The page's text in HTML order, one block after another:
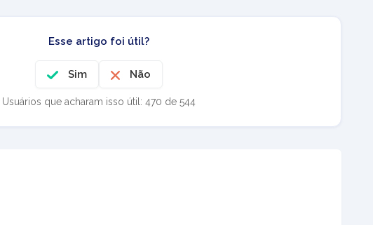
Esse artigo foi útil?
Sim Não
Usuários que acharam isso útil: 470 de 544